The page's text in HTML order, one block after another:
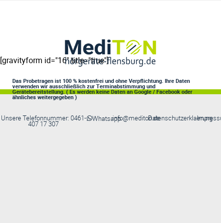
[gravityform id="16" title="true"]
Das Probetragen ist 100 % kostenfrei und ohne Verpflichtung. Ihre Daten
verwenden wir ausschließlich zur Terminabstimmung und
Gerätebereitstellung. ( Es werden keine Daten an Google / Facebook oder
ähnliches weitergegeben )
Unsere Telefonnummer: 0461-
407 17 307
Whatsappinfo@mediton.deDatenschutzerklaerung